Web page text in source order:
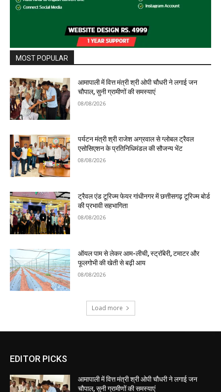
MOST POPULAR
आमापाली में वित्त मंत्री श्री ओपी चौधरी ने लगाई जन
चौपाल, सुनी ग्रामीणों की समस्याएं
08/08/2026
पर्यटन मंत्री श्री राजेश अग्रवाल से ग्लोबल ट्रैवल
एसोसिएशन के प्रतिनिधिमंडल की सौजन्य भेंट
08/08/2026
ट्रैवल एंड टूरिज्म फेयर गांधीनगर में छत्तीसगढ़ टूरिज्म बोर्ड
की प्रभावी सहभागिता
08/08/2026
ऑयल पाम से लेकर आम-लीची, स्ट्रॉबेरी, टमाटर और
फूलगोभी की खेती से बढ़ी आय
08/08/2026
Load more
EDITOR PICKS
आमापाली में वित्त मंत्री श्री ओपी चौधरी ने लगाई जन
चौपाल, सुनी ग्रामीणों की समस्याएं